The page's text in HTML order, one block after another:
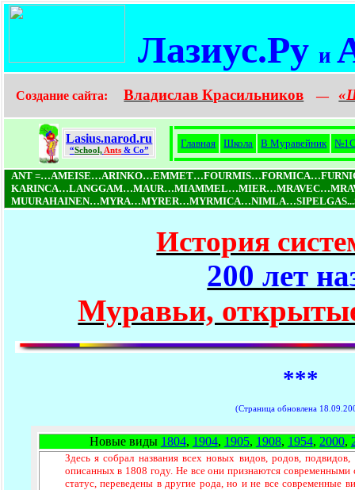
Лазиус.Ру и
Создание сайта: Владислав Красильников —
Lasius.narod.ru
“School, Ants& Co”
Главная Школа В Муравейник
ANT
История
200 лет
Муравьи,
***
(Страница обновлена
Новые виды 1804, 1904, 1905, 1908, 1954, 2000,
Здесь я собрал названия всех новых видов, родов,
описанных в 1808 году. Не все они признаются
статус, переведены в другие рода, но и не все современные